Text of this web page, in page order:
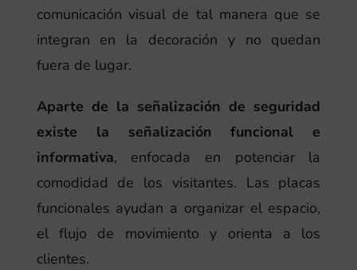
comunicación visual de tal manera que se
integran en la decoración y no quedan
fuera de lugar.
Aparte de la señalización de seguridad
existe la señalización funcional e
informativa, enfocada en potenciar la
comodidad de los visitantes. Las placas
funcionales ayudan a organizar el espacio,
el flujo de movimiento y orienta a los
clientes.